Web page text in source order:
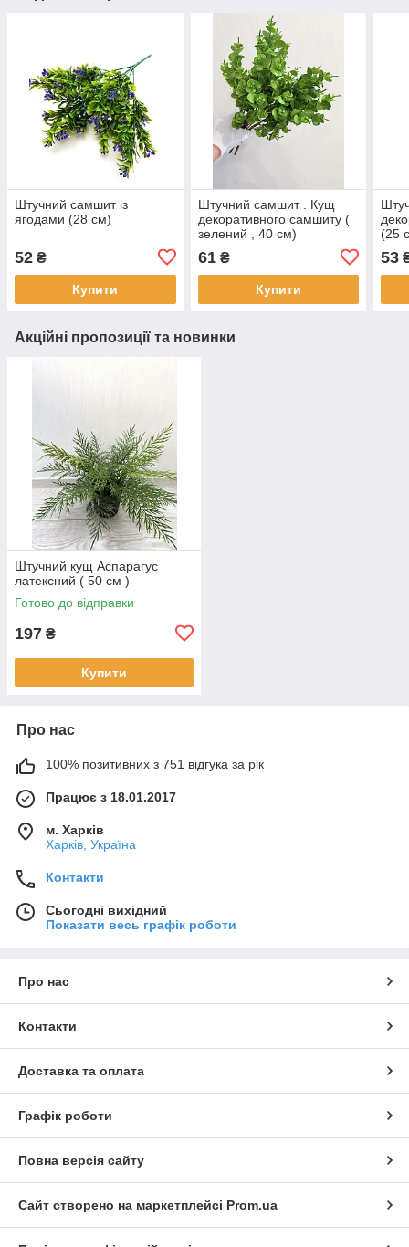
Штучний самшит із
ягодами (28 см)
52 ₴
Купити
Штучний самшит . Кущ
декоративного самшиту (
зелений , 40 см)
61₴
Купити
(25
53
Акційні пропозиції та новинки
Штучний кущ Аспарагус
латексний ( 50 см )
Готово до відправки
197 ₴
Купити
Про нас
100% позитивних з 751 відгука за рік
Працює з 18.01.2017
м. Харків
Харків, Україна
Контакти
Сьогодні вихідний
Показати весь графік роботи
Про нас
Контакти
Доставка та оплата
Графік роботи
Повна версія сайту
Сайт створено на маркетплейсі Prom.ua